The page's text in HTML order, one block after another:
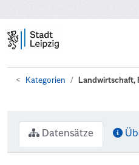
Kategorien Landwirtschaft,
Datensätze